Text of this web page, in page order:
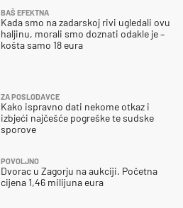
ZA POSLODAVCE
Kako ispravno dati nekome otkaz i
izbjeći najčešće pogreške te sudske
sporove
POVOLJNO
Dvorac u Zagorju na aukciji. Početna
cijena 1,46 milijuna eura
BAŠ EFEKTNA
Kada smo na zadarskoj rivi ugledali ovu
haljinu, morali smo doznati odakle je –
košta samo 18 eura